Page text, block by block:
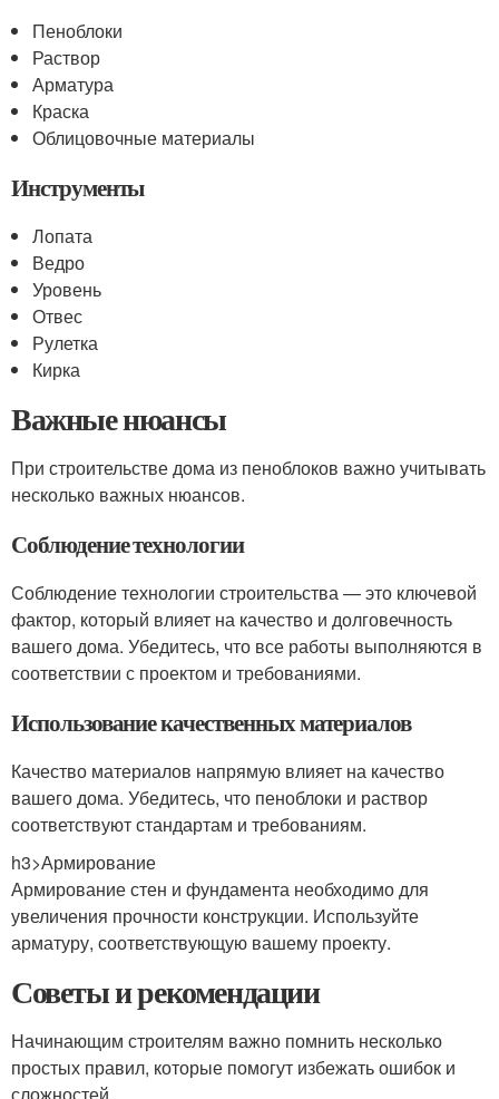
Пеноблоки
Раствор
Арматура
Краска
Облицовочные материалы
Инструменты
Лопата
Ведро
Уровень
Отвес
Рулетка
Кирка
Важные нюансы
При строительстве дома из пеноблоков важно учитывать
несколько важных нюансов.
Соблюдение технологии
Соблюдение технологии строительства — это ключевой
фактор, который влияет на качество и долговечность
вашего дома. Убедитесь, что все работы выполняются в
соответствии с проектом и требованиями.
Использование качественных материалов
Качество материалов напрямую влияет на качество
вашего дома. Убедитесь, что пеноблоки и раствор
соответствуют стандартам и требованиям.
h3>Армирование
Армирование стен и фундамента необходимо для
увеличения прочности конструкции. Используйте
арматуру, соответствующую вашему проекту.
Советы и рекомендации
Начинающим строителям важно помнить несколько
простых правил, которые помогут избежать ошибок и